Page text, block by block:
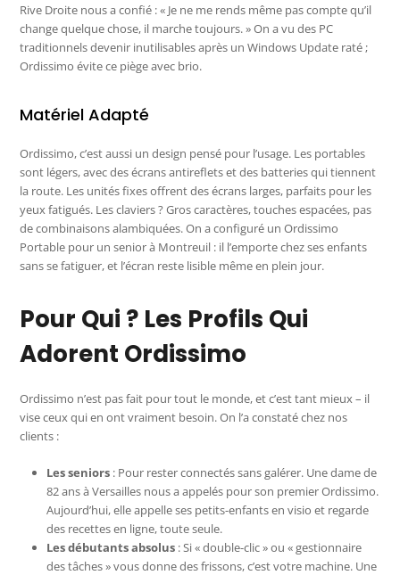
Rive Droite nous a confié : « Je ne me rends même pas compte qu’il
change quelque chose, il marche toujours. » On a vu des PC
traditionnels devenir inutilisables après un Windows Update raté ;
Ordissimo évite ce piège avec brio.
Matériel Adapté
Ordissimo, c’est aussi un design pensé pour l’usage. Les portables
sont légers, avec des écrans antireflets et des batteries qui tiennent
la route. Les unités fixes offrent des écrans larges, parfaits pour les
yeux fatigués. Les claviers ? Gros caractères, touches espacées, pas
de combinaisons alambiquées. On a configuré un Ordissimo
Portable pour un senior à Montreuil : il l’emporte chez ses enfants
sans se fatiguer, et l’écran reste lisible même en plein jour.
Pour Qui ? Les Profils Qui
Adorent Ordissimo
Ordissimo n’est pas fait pour tout le monde, et c’est tant mieux – il
vise ceux qui en ont vraiment besoin. On l’a constaté chez nos
clients :
Les seniors : Pour rester connectés sans galérer. Une dame de
82 ans à Versailles nous a appelés pour son premier Ordissimo.
Aujourd’hui, elle appelle ses petits-enfants en visio et regarde
des recettes en ligne, toute seule.
Les débutants absolus : Si « double-clic » ou « gestionnaire
des tâches » vous donne des frissons, c’est votre machine. Une